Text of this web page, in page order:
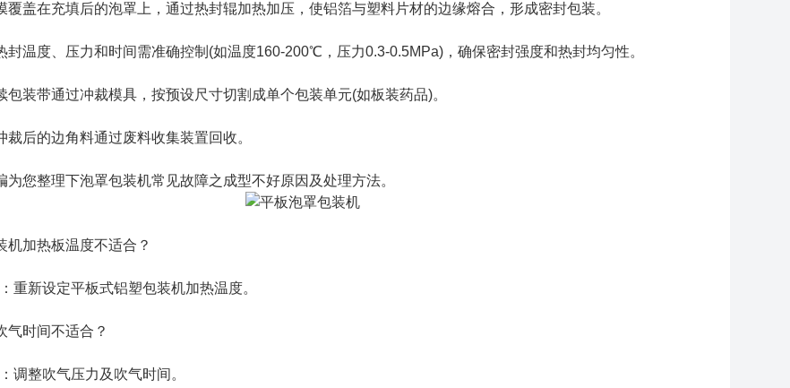
在充填后的泡罩上，通过热封辊加热加压，使铝箔与塑料片材的边缘熔合，形成密封包装。
度、压力和时间需准确控制(如温度160-200℃，压力0.3-0.5MPa)，确保密封强度和热封均匀性。
带通过冲裁模具，按预设尺寸切割成单个包装单元(如板装药品)。
后的边角料通过废料收集装置回收。
整理下泡罩包装机常见故障之成型不好原因及处理方法。
加热板温度不适合？
新设定平板式铝塑包装机加热温度。
时间不适合？
整吹气压力及吹气时间。